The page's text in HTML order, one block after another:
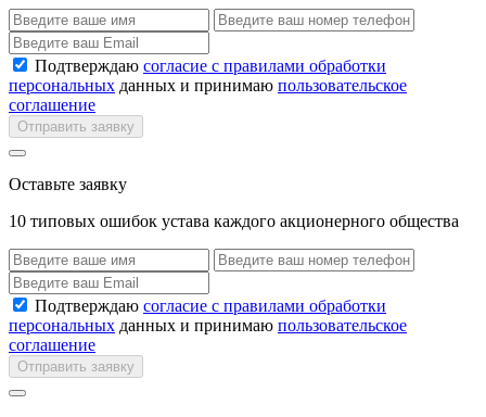
Подтверждаю согласие с правилами обработки
персональных данных и принимаю пользовательское
соглашение
Отправить заявку
Оставьте заявку
10 типовых ошибок устава каждого акционерного общества
Подтверждаю согласие с правилами обработки
персональных данных и принимаю пользовательское
соглашение
Отправить заявку